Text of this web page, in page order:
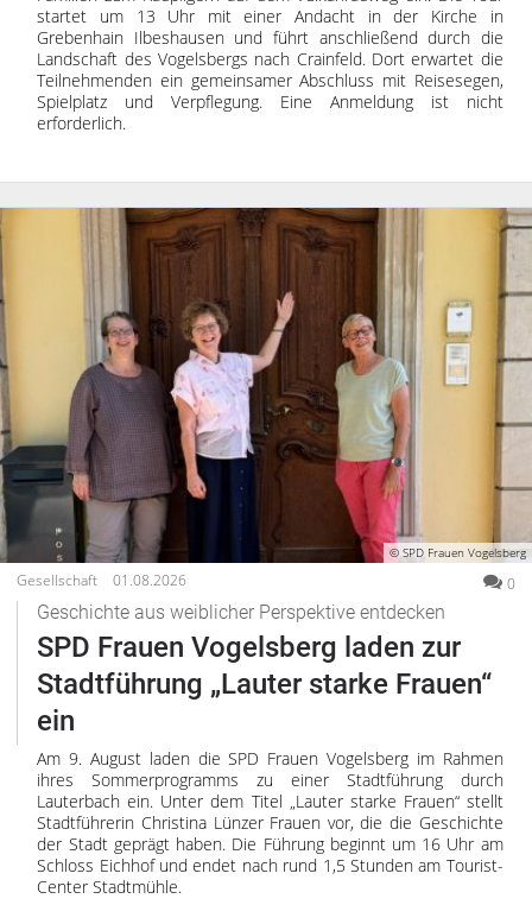
startet um 13 Uhr mit einer Andacht in der Kirche in
Grebenhain Ilbeshausen und führt anschließend durch die
Landschaft des Vogelsbergs nach Crainfeld. Dort erwartet die
Teilnehmenden ein gemeinsamer Abschluss mit Reisesegen,
Spielplatz und Verpflegung. Eine Anmeldung ist nicht
erforderlich.
© SPD Frauen Vogelsberg
Gesellschaft 01.08.2026 0
Geschichte aus weiblicher Perspektive entdecken
SPD Frauen Vogelsberg laden zur
Stadtführung „Lauter starke Frauen“
ein
Am 9. August laden die SPD Frauen Vogelsberg im Rahmen
ihres Sommerprogramms zu einer Stadtführung durch
Lauterbach ein. Unter dem Titel „Lauter starke Frauen“ stellt
Stadtführerin Christina Lünzer Frauen vor, die die Geschichte
der Stadt geprägt haben. Die Führung beginnt um 16 Uhr am
Schloss Eichhof und endet nach rund 1,5 Stunden am Tourist-
Center Stadtmühle.